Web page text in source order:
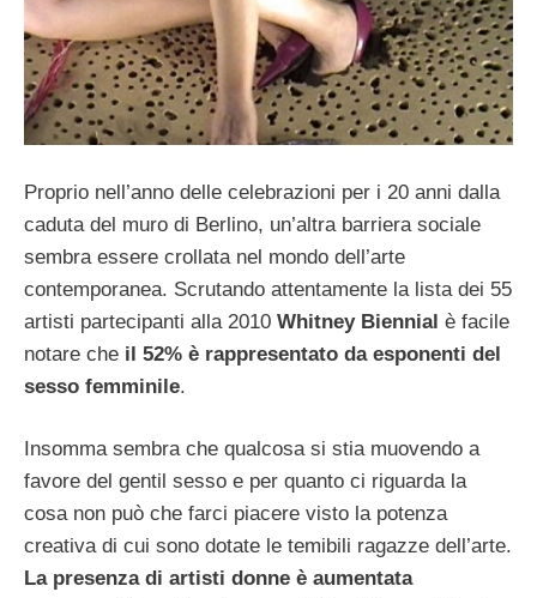
Proprio nell’anno delle celebrazioni per i 20 anni dalla
caduta del muro di Berlino, un’altra barriera sociale
sembra essere crollata nel mondo dell’arte
contemporanea. Scrutando attentamente la lista dei 55
artisti partecipanti alla 2010 Whitney Biennial è facile
notare che il 52% è rappresentato da esponenti del
sesso femminile.
Insomma sembra che qualcosa si stia muovendo a
favore del gentil sesso e per quanto ci riguarda la
cosa non può che farci piacere visto la potenza
creativa di cui sono dotate le temibili ragazze dell’arte.
La presenza di artisti donne è aumentata